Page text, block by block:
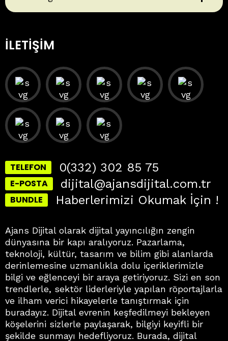
İLETIŞIM
TELEFON 0(332) 302 85 75
E-POSTA dijital@ajansdijital.com.tr
BUNDLE Haberlerimizi Okumak İçin !
Ajans Dijital olarak dijital yayıncılığın zengin
dünyasına bir kapı aralıyoruz. Pazarlama,
teknoloji, kültür, tasarım ve bilim gibi alanlarda
derinlemesine uzmanlıkla dolu içeriklerimizle
bilgi ve eğlenceyi bir araya getiriyoruz. Sizi en son
trendlerle, sektör liderleriyle yapılan röportajlarla
ve ilham verici hikayelerle tanıştırmak için
buradayız. Dijital evrenin keşfedilmeyi bekleyen
köşelerini sizlerle paylaşarak, bilgiyi keyifli bir
şekilde sunmayı hedefliyoruz. Burada, dijital